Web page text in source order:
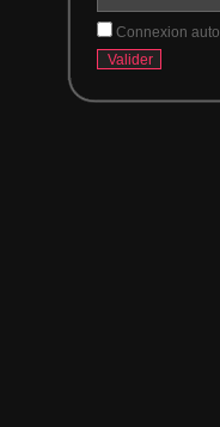
Connexion auto